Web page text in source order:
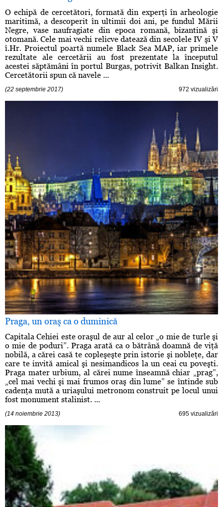
O echipă de cercetători, formată din experţi în arheologie
maritimă, a descoperit în ultimii doi ani, pe fundul Mării
Negre, vase naufragiate din epoca romană, bizantină şi
otomană. Cele mai vechi relicve datează din secolele IV şi V
î.Hr. Proiectul poartă numele Black Sea MAP, iar primele
rezultate ale cercetării au fost prezentate la începutul
acestei săptămâni în portul Burgas, potrivit Balkan Insight.
Cercetătorii spun că navele ...
(22 septembrie 2017) 972 vizualizări
Praga, un oraş ca o duminică
Capitala Cehiei este oraşul de aur al celor „o mie de turle şi
o mie de poduri”. Praga arată ca o bătrână doamnă de viţă
nobilă, a cărei casă te copleşeşte prin istorie şi nobleţe, dar
care te invită amical şi nesimandicos la un ceai cu poveşti.
Praga mater urbium, al cărei nume înseamnă chiar „prag”,
„cel mai vechi şi mai frumos oraş din lume” se întinde sub
cadenţa mută a uriaşului metronom construit pe locul unui
fost monument stalinist. ...
(14 noiembrie 2013) 695 vizualizări